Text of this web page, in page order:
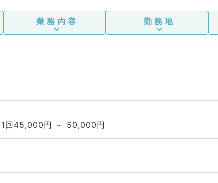
業務内容 勤務地
1回45,000円 ～ 50,000円